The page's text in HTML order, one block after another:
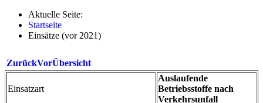
Aktuelle Seite:
Startseite
Einsätze (vor 2021)
ZurückVorÜbersicht
Einsatzart
Auslaufende
Betriebsstoffe nach
Verkehrsunfall